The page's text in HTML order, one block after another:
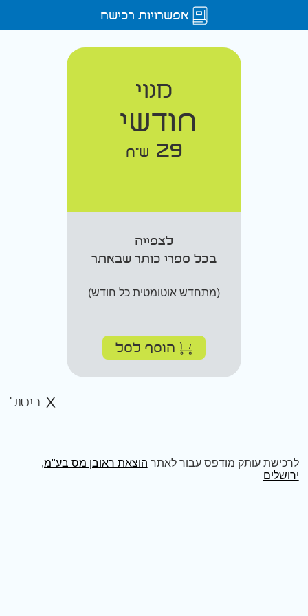
אפשרויות רכישה
מנוי
חודשי
29 ש"ח
לצפייה
בכל ספרי כותר שבאתר
(מתחדש אוטומטית כל חודש)
הוסף לסל
ביטול
לרכישת עותק מודפס עבור לאתר הוצאת ראובן מס בע"מ,
ירושלים